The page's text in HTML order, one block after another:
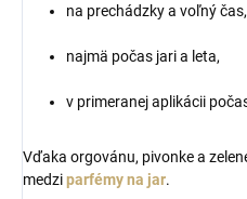
na prechádzky a voľný čas,
najmä počas jari a leta,
v primeranej aplikácii
Vďaka orgovánu, pivonke a
medziparfémy na jar.